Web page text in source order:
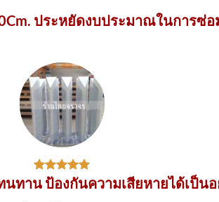
ประหยัดงบประมาณในการซ่
นทาน ป้องกันความเสียหายได้เป็น